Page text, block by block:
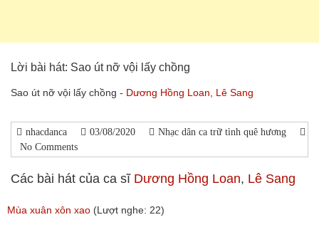
Lời bài hát: Sao út nỡ vội lấy chồng
Sao út nỡ vội lấy chồng - Dương Hồng Loan Lê Sang
nhacdanca 03/08/2020
Nhạc dân ca trữ tình quê hương
No Comments
Các bài hát của ca sĩ Dương Hồng Loan, Lê Sang
Mùa xuân xôn xao (Lượt nghe: 22)